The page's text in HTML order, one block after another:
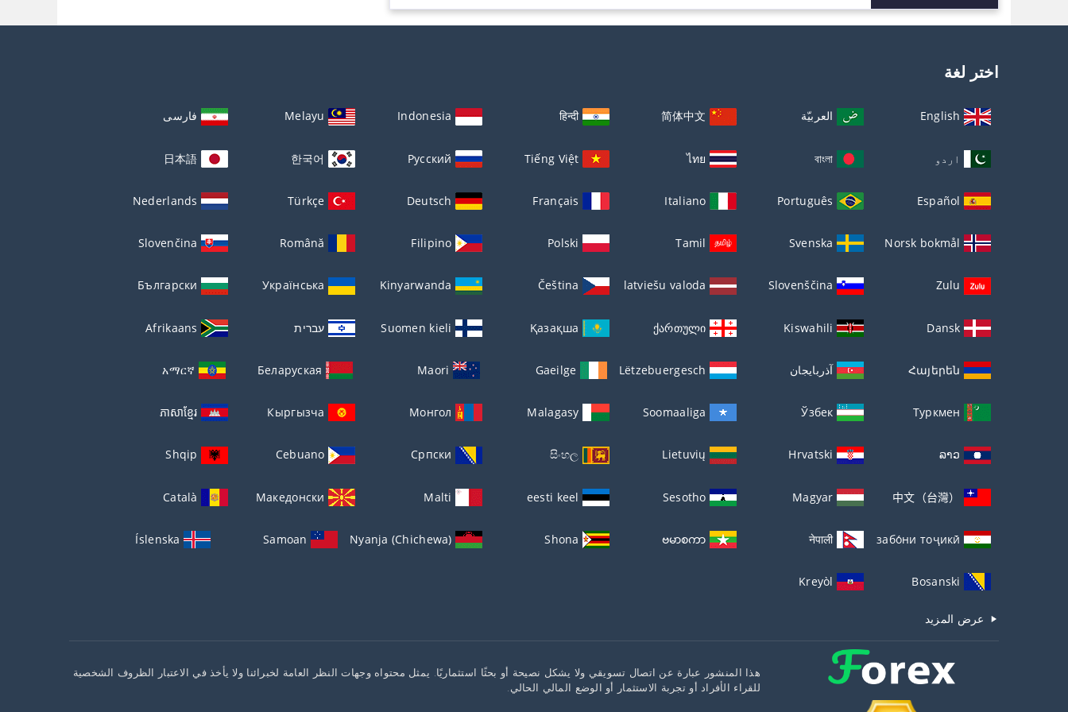
اختر لغة
English العربيّة 简体中文
हिन्दी
Indonesia
Melayu فارسی
اردو বাংলা
ไทย
Tiếng Việt
Русский
한국어
日本語
Español
Português
Italiano
Français
Deutsch
Türkçe
Nederlands
Norsk bokmål
Svenska
Tamil
Polski
Filipino
Română
Slovenčina
Zulu
Slovenščina
latviešu valoda
Čeština
Kinyarwanda
Українська
Български
Dansk
Kiswahili
ქართული
Қазақша
Suomen kieli עברית Afrikaans
Հայերեն آذربايجان Lëtzebuergesch
Gaeilge
Maori
Беларуская
አማርኛ
Туркмен
Ўзбек
Soomaaliga
Malagasy
Монгол
Кыргызча
ភាសាខ្មែរ
ລາວ
Hrvatski
Lietuvių
සිංහල
Српски
Cebuano
Shqip
中文（台灣）
Magyar
Sesotho
eesti keel
Malti
Македонски
Català
забо́ни тоҷикӣ́
नेपाली
ဗမာစကာ
Shona
Nyanja (Chichewa)
Samoan
Íslenska
Bosanski
Kreyòl
عرض المزيد
هذا المنشور عبارة عن اتصال تسويقي ولا يشكل نصيحة أو بحثًا استثماريًا. يمثل محتواه وجهات النظر العامة لخبرائنا ولا يأخذ في الاعتبار الظروف الشخصية
للقراء الأفراد أو تجربة الاستثمار أو الوضع المالي الحالي.